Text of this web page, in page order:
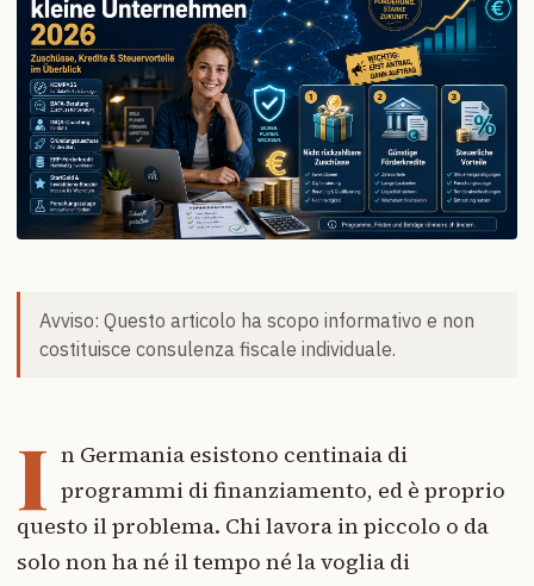
Avviso: Questo articolo ha scopo informativo e non
costituisce consulenza fiscale individuale.
I n Germania esistono centinaia di
programmi di finanziamento, ed è proprio
questo il problema. Chi lavora in piccolo o da
solo non ha né il tempo né la voglia di